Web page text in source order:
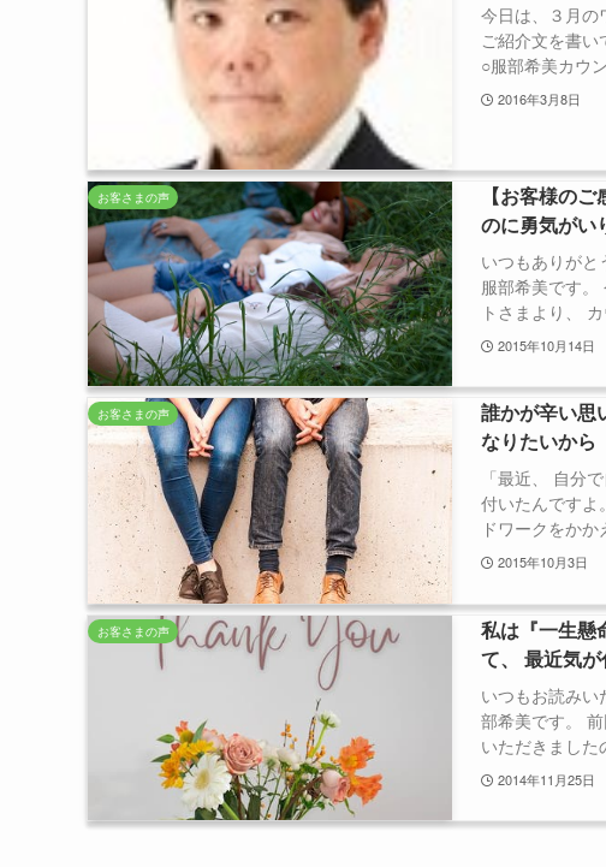
今日は、３月の
ご紹介文を書
○服部希美カウ
2016年3月8日
お客さまの声
【お客様の
のに勇気がい
いつもありが
服部希美です
トさまより、
2015年10月14日
お客さまの声
誰かが辛い思
なりたいから
「最近、 自分
付いたんですよ
ドワークをかか
2015年10月3日
お客さまの声
私は『一生懸
て、 最近気
いつもお読み
部希美です。
いただきました
2014年11月25日